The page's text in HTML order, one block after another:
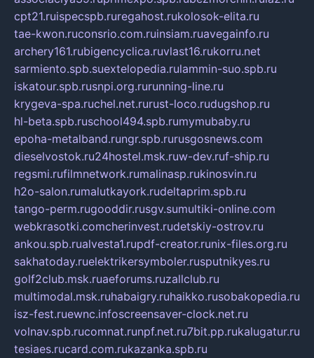
cpt21.ruispecspb.ruregahost.rukolosok-elita.ru
tae-kwon.ruconsrio.com.ruinsiam.ruavegainfo.ru
archery161.rubigencyclica.ruvlast16.rukorru.net
sarmiento.spb.suextelopedia.rulammin-suo.spb.ru
iskatour.spb.rusnpi.org.rurunning-line.ru
krygeva-spa.ruchel.net.rurust-loco.rudugshop.ru
hl-beta.spb.ruschool494.spb.rumymubaby.ru
epoha-metalband.rungr.spb.rurusgosnews.com
dieselvostok.ru24hostel.msk.ruw-dev.ruf-ship.ru
regsmi.rufilmnetwork.rumalinasp.rukinosvin.ru
h2o-salon.rumalutkayork.rudeltaprim.spb.ru
tango-perm.rugooddir.rusgv.sumultiki-online.com
webkrasotki.comcherinvest.rudetskiy-ostrov.ru
ankou.spb.rualvesta1.rupdf-creator.runix-files.org.ru
sakhatoday.ruelektrikersymboler.rusputnikyes.ru
golf2club.msk.ruaeforums.ruzallclub.ru
multimodal.msk.ruhabaigry.ruhaikko.rusobakopedia.ru
isz-fest.ruewnc.infoscreensaver-clock.net.ru
volnav.spb.rucomnat.runpf.net.ru7bit.pp.rukalugatur.ru
tesiaes.rucard.com.rukazanka.spb.ru